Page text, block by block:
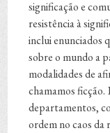
significação e
resistência à
inclui enunciados
sobre o mundo a
modalidades de
chamamos ficção.
departamentos,
ordem no caos da